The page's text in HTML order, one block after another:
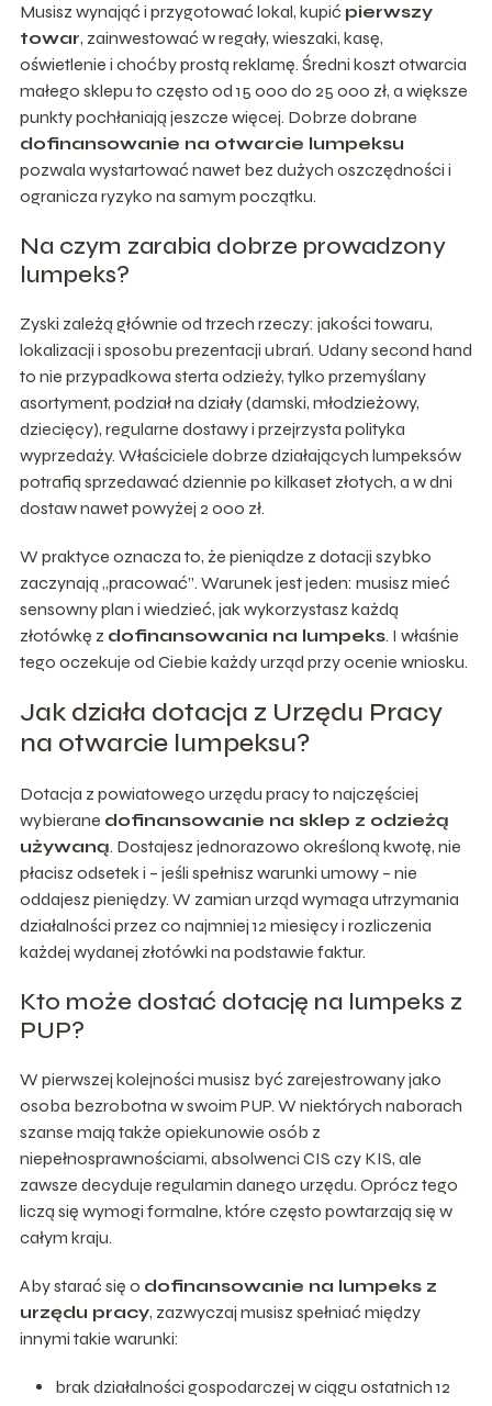
Musisz wynająć i przygotować lokal, kupić pierwszy
towar, zainwestować w regały, wieszaki, kasę,
oświetlenie i choćby prostą reklamę. Średni koszt otwarcia
małego sklepu to często od 15 000 do 25 000 zł, a większe
punkty pochłaniają jeszcze więcej. Dobrze dobrane
dofinansowanie na otwarcie lumpeksu
pozwala wystartować nawet bez dużych oszczędności i
ogranicza ryzyko na samym początku.
Na czym zarabia dobrze prowadzony
lumpeks?
Zyski zależą głównie od trzech rzeczy: jakości towaru,
lokalizacji i sposobu prezentacji ubrań. Udany second hand
to nie przypadkowa sterta odzieży, tylko przemyślany
asortyment, podział na działy (damski, młodzieżowy,
dziecięcy), regularne dostawy i przejrzysta polityka
wyprzedaży. Właściciele dobrze działających lumpeksów
potrafią sprzedawać dziennie po kilkaset złotych, a w dni
dostaw nawet powyżej 2 000 zł.
W praktyce oznacza to, że pieniądze z dotacji szybko
zaczynają „pracować”. Warunek jest jeden: musisz mieć
sensowny plan i wiedzieć, jak wykorzystasz każdą
złotówkę z dofinansowania na lumpeks. I właśnie
tego oczekuje od Ciebie każdy urząd przy ocenie wniosku.
Jak działa dotacja z Urzędu Pracy
na otwarcie lumpeksu?
Dotacja z powiatowego urzędu pracy to najczęściej
wybierane dofinansowanie na sklep z odzieżą
używaną. Dostajesz jednorazowo określoną kwotę, nie
płacisz odsetek i – jeśli spełnisz warunki umowy – nie
oddajesz pieniędzy. W zamian urząd wymaga utrzymania
działalności przez co najmniej 12 miesięcy i rozliczenia
każdej wydanej złotówki na podstawie faktur.
Kto może dostać dotację na lumpeks z
PUP?
W pierwszej kolejności musisz być zarejestrowany jako
osoba bezrobotna w swoim PUP. W niektórych naborach
szanse mają także opiekunowie osób z
niepełnosprawnościami, absolwenci CIS czy KIS, ale
zawsze decyduje regulamin danego urzędu. Oprócz tego
liczą się wymogi formalne, które często powtarzają się w
całym kraju.
Aby starać się o dofinansowanie na lumpeks z
urzędu pracy, zazwyczaj musisz spełniać między
innymi takie warunki:
brak działalności gospodarczej w ciągu ostatnich 12